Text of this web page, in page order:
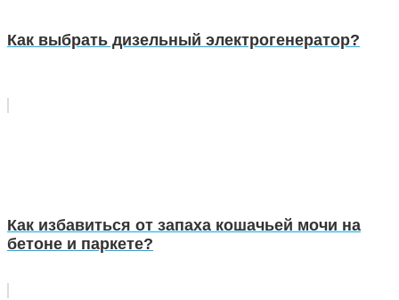
Как выбрать дизельный электрогенератор?
Как избавиться от запаха кошачьей мочи на
бетоне и паркете?